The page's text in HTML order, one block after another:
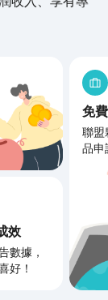
免
聯盟
品申
效
數據，
好！